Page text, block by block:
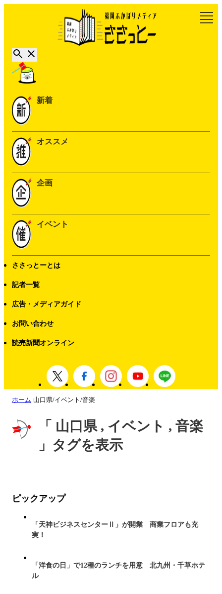
新着
オススメ
企画
イベント
ささっとーとは
記者一覧
広告・メディアガイド
お問い合わせ
読売新聞オンライン
ホーム 山口県/イベント/音楽
「 山口県 , イベント , 音楽
」タグを表示
ピックアップ
「天神ビジネスセンターⅡ」が開業 商業フロアも充
実！
「洋食の日」で12種のランチを用意 北九州・千草ホテ
ル